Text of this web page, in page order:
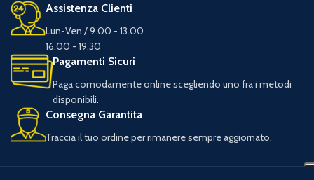
Assistenza Clienti
Lun-Ven / 9.00 - 13.00
16.00 - 19.30
Pagamenti Sicuri
Paga comodamente online scegliendo uno fra i metodi
disponibili.
Consegna Garantita
Traccia il tuo ordine per rimanere sempre aggiornato.